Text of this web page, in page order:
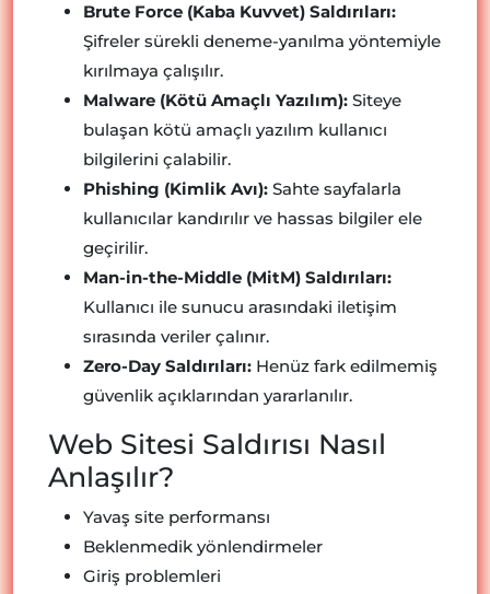
Brute Force (Kaba Kuvvet) Saldırıları:
Şifreler sürekli deneme-yanılma yöntemiyle
kırılmaya çalışılır.
Malware (Kötü Amaçlı Yazılım): Siteye
bulaşan kötü amaçlı yazılım kullanıcı
bilgilerini çalabilir.
Phishing (Kimlik Avı): Sahte sayfalarla
kullanıcılar kandırılır ve hassas bilgiler ele
geçirilir.
Man-in-the-Middle (MitM) Saldırıları:
Kullanıcı ile sunucu arasındaki iletişim
sırasında veriler çalınır.
Zero-Day Saldırıları: Henüz fark edilmemiş
güvenlik açıklarından yararlanılır.
Web Sitesi Saldırısı Nasıl
Anlaşılır?
Yavaş site performansı
Beklenmedik yönlendirmeler
Giriş problemleri